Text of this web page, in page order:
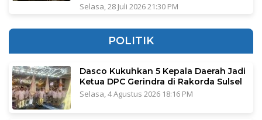
Selasa, 28 Juli 2026 21:30 PM
POLITIK
Dasco Kukuhkan 5 Kepala Daerah Jadi
Ketua DPC Gerindra di Rakorda Sulsel
Selasa, 4 Agustus 2026 18:16 PM